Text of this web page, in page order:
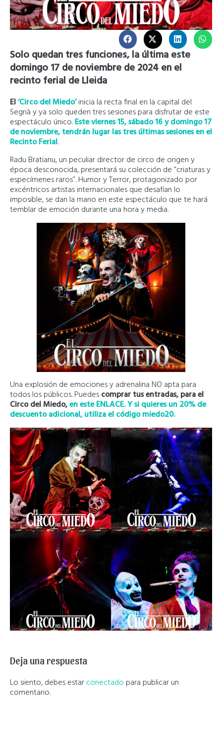
Solo quedan tres funciones, la última este
domingo 17 de noviembre de 2024 en el
recinto ferial de Lleida
El‘Circo del Miedo’inicia la recta final en la capital del
Segrià y ya solo queden tres sesiones para disfrutar de este
espectáculo único.Este viernes 15, sábado 16 y domingo 17
de noviembre, tendrán lugar las tres últimas sesiones en el
Recinto Ferial.
Radu Bratianu, un peculiar director de circo de origen y
época desconocida, presentará su colección de “criaturas y
especímenes raros”. Humor y Terror, protagonizado por
excéntricos artistas internacionales que desafían lo
imposible, se dan la mano en este espectáculo que te hará
temblar de emoción durante una hora y media.
Una explosión de emociones y adrenalina NO apta para
todos los públicos. Puedescomprar tus entradas, para el
Circo del Miedo,en este ENLACE. Y si quieres un 20% de
descuento adicional, utiliza el código miedo20.
Deja una respuesta
Lo siento, debes estarconectado para publicar un
comentario.